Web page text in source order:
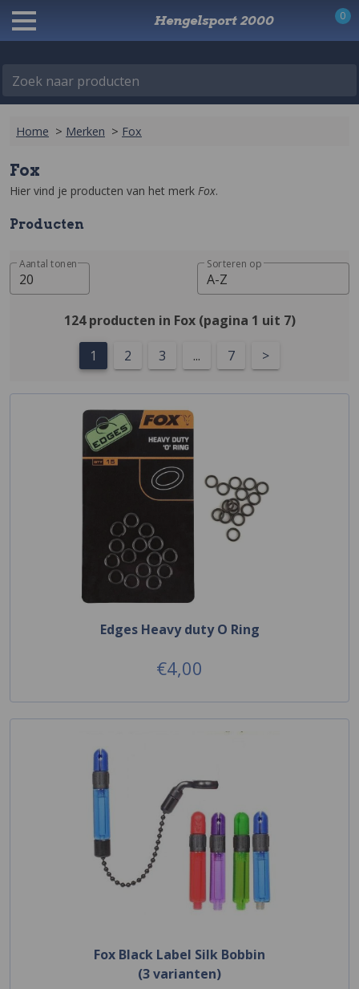
Zoek naar producten
Hengelsport 2000 0
Home > Merken > Fox
Fox
Hier vind je producten van het merk Fox.
Producten
Aantal tonen
20
Sorteren op
A-Z
124 producten in Fox (pagina 1 uit 7)
1
2 3 ... 7 >
Edges Heavy duty O Ring
€4,00
Fox Black Label Silk Bobbin
(3 varianten)